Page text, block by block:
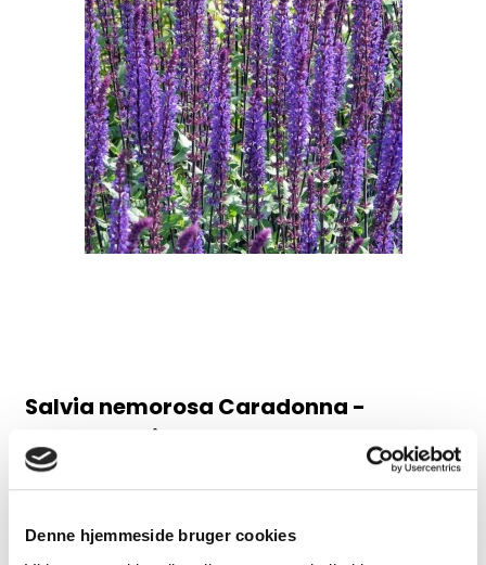
Denne hjemmeside bruger cookies
Salvia nemorosa Caradonna -
Staudesalvie
98AB
Juni-august, 60 cm